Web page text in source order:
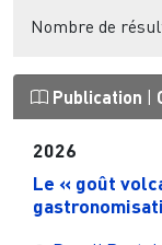
Nombre de
Publication
2026
Le « goût